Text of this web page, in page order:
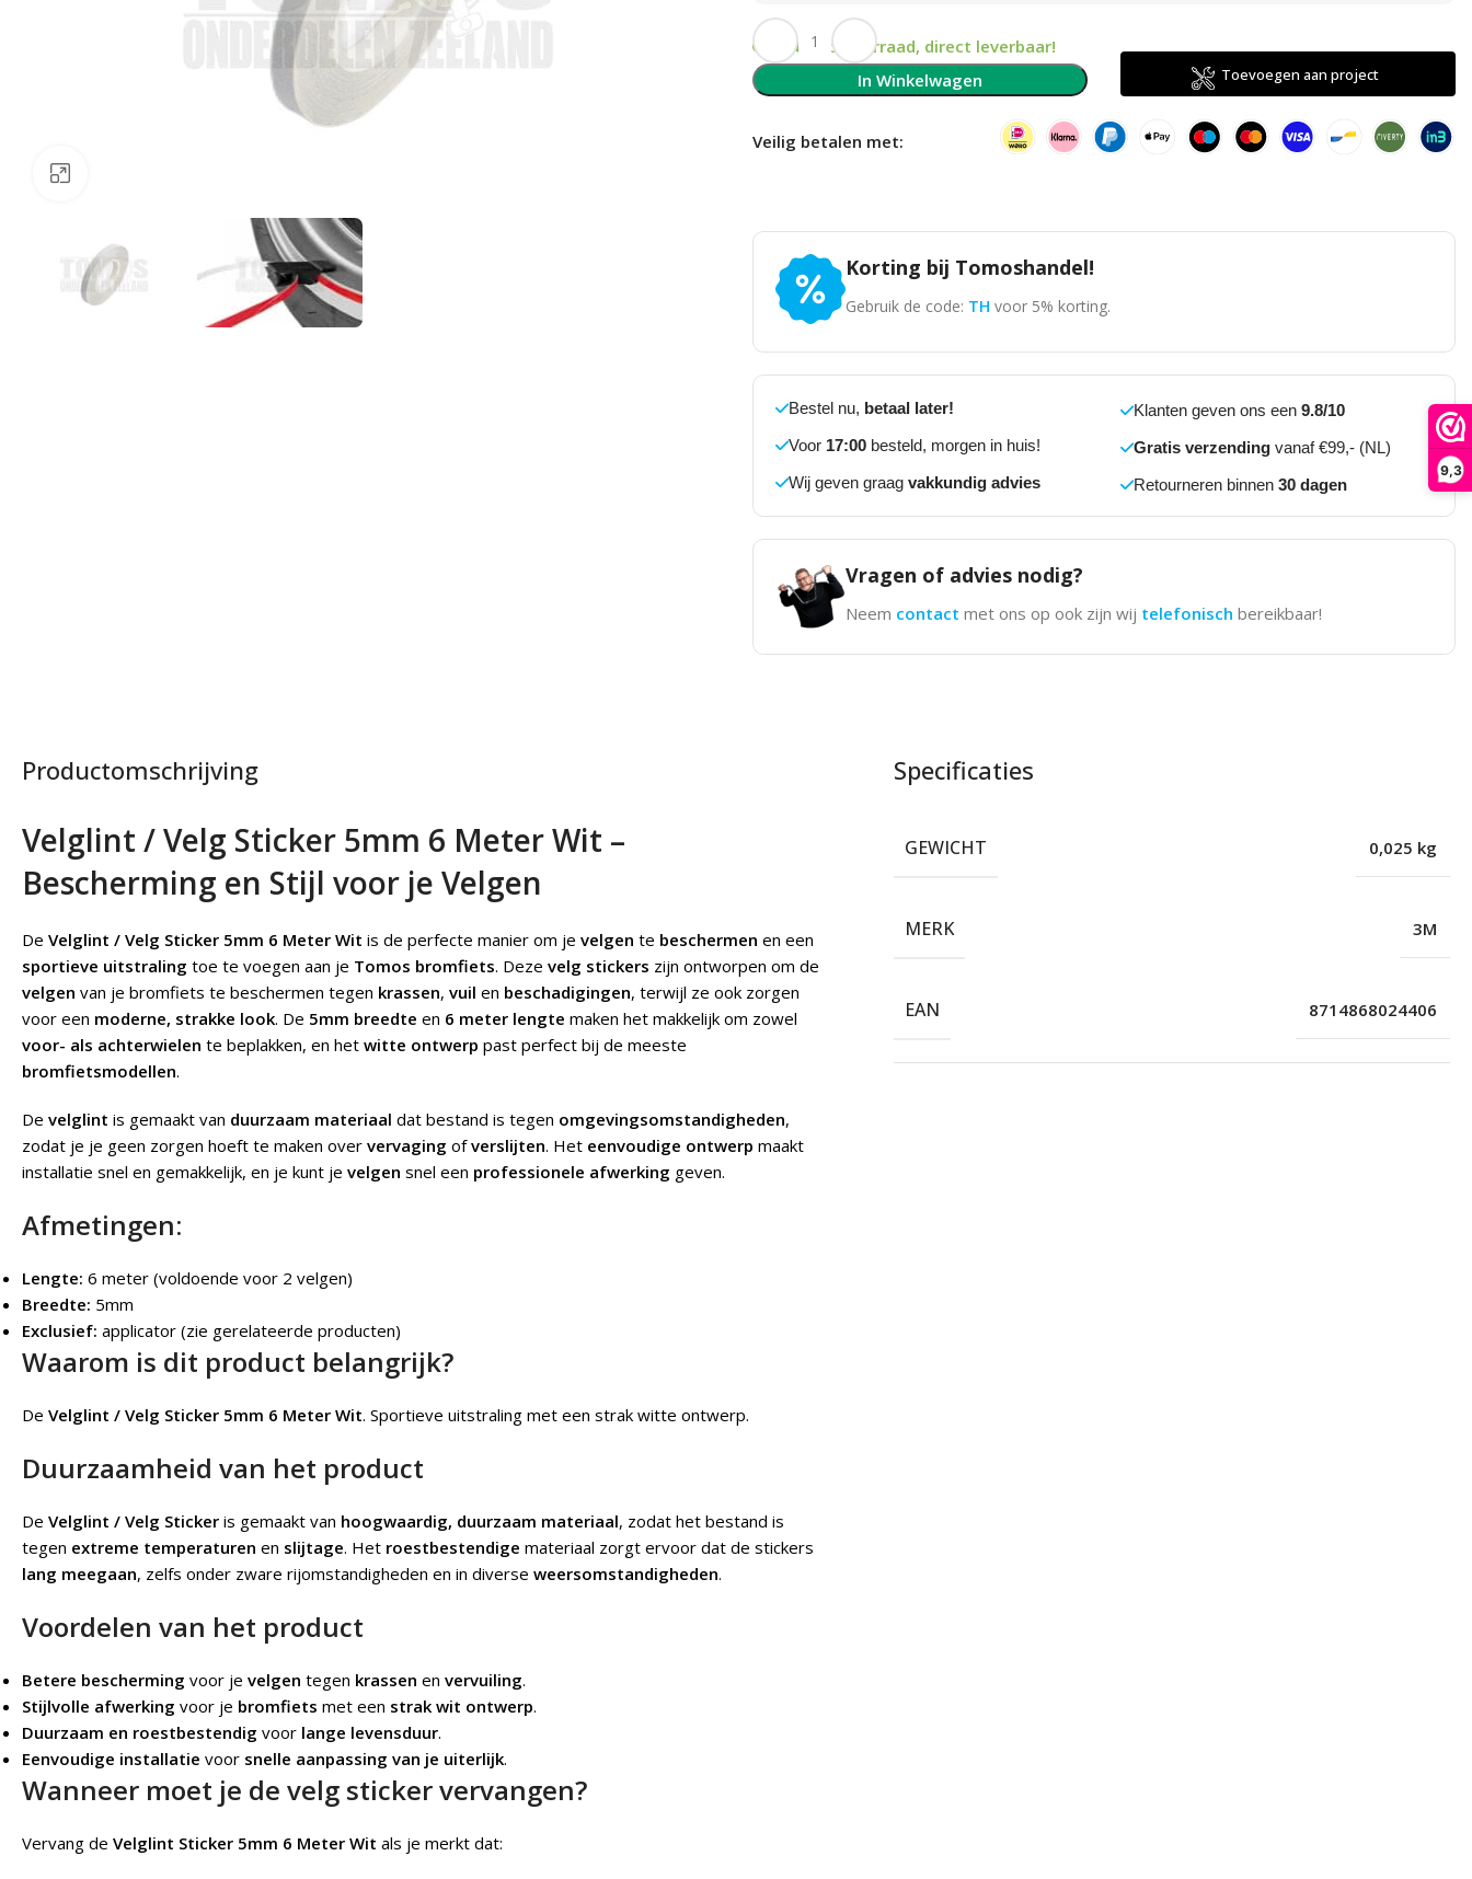
9,3
Op voorraad, direct leverbaar!
In Winkelwagen
Toevoegen aan project
Veilig betalen met:
Korting bij Tomoshandel!
Gebruik de code: TH voor 5% korting.
Bestel nu, betaal later!
Voor 17:00besteld, morgen in huis!
Wij geven graag vakkundig advies
Klanten geven ons een 9.8/10
Gratis verzendingvanaf €99,- (NL)
Retourneren binnen 30 dagen
Vragen of advies nodig?
Neem contact met ons op ook zijn wij telefonisch bereikbaar!
Productomschrijving
Velglint / Velg Sticker 5mm 6 Meter Wit –
Bescherming en Stijl voor je Velgen
De Velglint / Velg Sticker 5mm 6 Meter Wit is de perfecte manier om je velgen te beschermen en een
sportieve uitstraling toe te voegen aan je Tomos bromfiets. Deze velg stickers zijn ontworpen om de
velgen van je bromfiets te beschermen tegen krassen, vuil en beschadigingen, terwijl ze ook zorgen
voor een moderne, strakke look. De 5mm breedte en 6 meter lengte maken het makkelijk om zowel
voor- als achterwielen te beplakken, en het witte ontwerp past perfect bij de meeste
bromfietsmodellen.
De velglint is gemaakt van duurzaam materiaal dat bestand is tegen omgevingsomstandigheden,
zodat je je geen zorgen hoeft te maken over vervaging ofverslijten. Het eenvoudige ontwerp maakt
installatie snel en gemakkelijk, en je kunt je velgen snel een professionele afwerking geven.
Afmetingen:
Lengte: 6 meter (voldoende voor 2 velgen)
Breedte: 5mm
Exclusief: applicator (zie gerelateerde producten)
Waarom is dit product belangrijk?
De Velglint / Velg Sticker 5mm 6 Meter Wit. Sportieve uitstraling met een strak witte ontwerp.
Duurzaamheid van het product
De Velglint / Velg Sticker is gemaakt van hoogwaardig, duurzaam materiaal, zodat het bestand is
tegen extreme temperaturen en slijtage. Het roestbestendige materiaal zorgt ervoor dat de stickers
lang meegaan, zelfs onder zware rijomstandigheden en in diverse weersomstandigheden.
Voordelen van het product
Betere bescherming voor je velgen tegen krassen en vervuiling.
Stijlvolle afwerking voor je bromfiets met een strak wit ontwerp.
Duurzaam en roestbestendig voor lange levensduur.
Eenvoudige installatie voor snelle aanpassing van je uiterlijk.
Wanneer moet je de velg sticker vervangen?
Vervang de Velglint Sticker 5mm 6 Meter Wit als je merkt dat:
Specificaties
GEWICHT 0,025 kg
MERK 3M
EAN 8714868024406